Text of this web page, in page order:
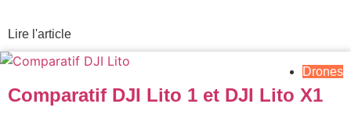
Lire l'article
Drones
Comparatif DJI Lito 1 et DJI Lito X1